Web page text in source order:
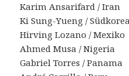
Karim Ansarifard / Iran
Ki Sung-Yueng / Südkorea
Hirving Lozano / Mexiko
Ahmed Musa / Nigeria
Gabriel Torres / Panama